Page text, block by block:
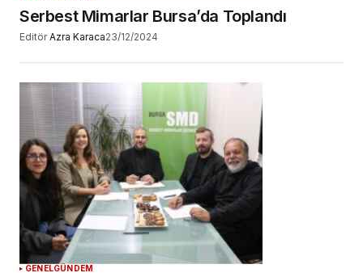
Serbest Mimarlar Bursa’da Toplandı
Editör Azra Karaca23/12/2024
GENELGÜNDEM